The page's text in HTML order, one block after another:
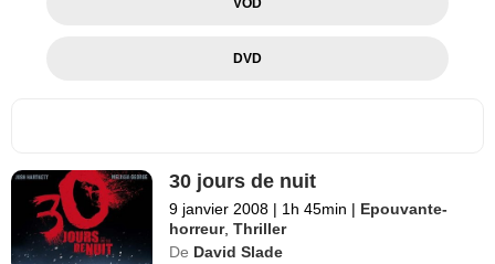
DVD
30 jours de nuit
9 janvier 2008 | 1h 45min | Epouvante-
horreur,Thriller
De David Slade